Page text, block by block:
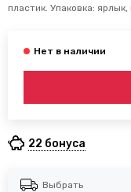
пластик. Упаковка: ярлык,
22 бонуса
Выбрать